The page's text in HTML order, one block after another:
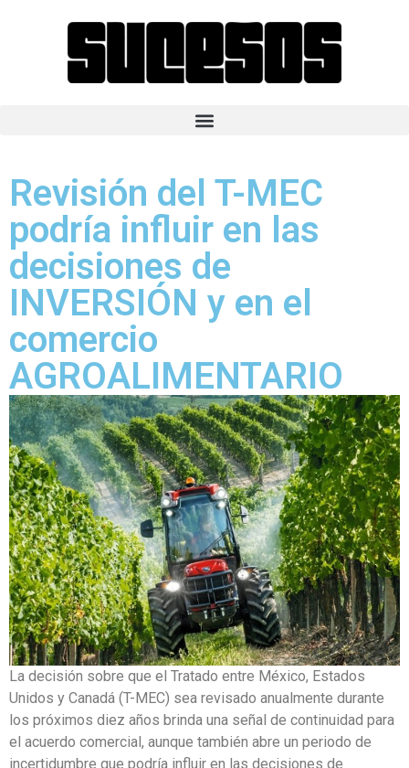
Revisión del T-MEC
podría influir en las
decisiones de
INVERSIÓN y en el
comercio
AGROALIMENTARIO
La decisión sobre que el Tratado entre México, Estados
Unidos y Canadá (T-MEC) sea revisado anualmente durante
los próximos diez años brinda una señal de continuidad para
el acuerdo comercial, aunque también abre un periodo de
incertidumbre que podría influir en las decisiones de